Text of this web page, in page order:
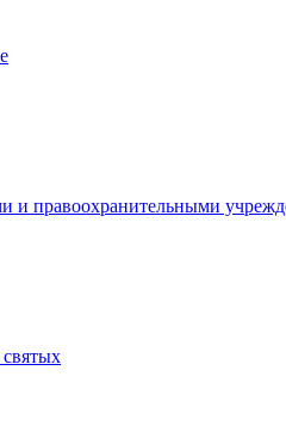
и правоохранительными